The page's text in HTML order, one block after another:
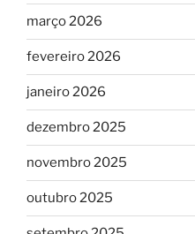
março 2026
fevereiro 2026
janeiro 2026
dezembro 2025
novembro 2025
outubro 2025